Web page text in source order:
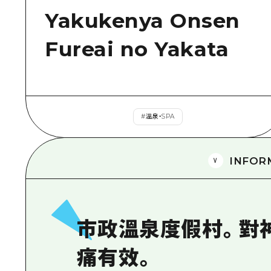
Yakukenya Onsen
Fureai no Yakata
#溫泉・SPA
市政溫泉度假村。對
痛有效。